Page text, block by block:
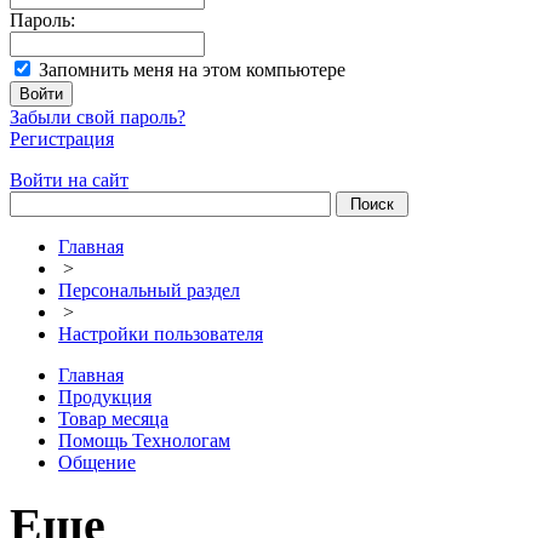
Пароль:
Запомнить меня на этом компьютере
Забыли свой пароль?
Регистрация
Войти на сайт
Главная
>
Персональный раздел
>
Настройки пользователя
Главная
Продукция
Товар месяца
Помощь Технологам
Общение
Еще